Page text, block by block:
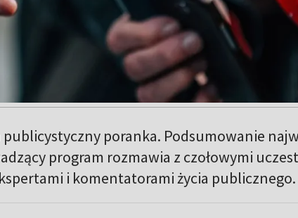
publicystyczny poranka. Podsumowanie
program rozmawia z czołowymi
i komentatorami życia publicznego.